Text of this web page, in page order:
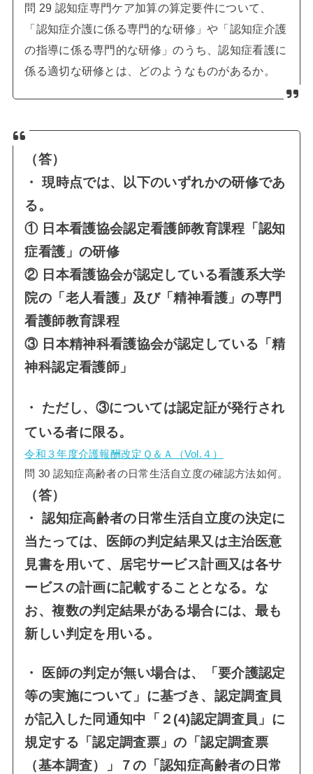
問 29 認知症専門ケア加算の算定要件について、
「認知症介護に係る専門的な研修」や「認知症介護
の指導に係る専門的な研修」のうち、認知症看護に
係る適切な研修とは、どのようなものがあるか。
（答）
・ 現時点では、以下のいずれかの研修であ
る。
① 日本看護協会認定看護師教育課程「認知
症看護」の研修
② 日本看護協会が認定している看護系大学
院の「老人看護」及び「精神看護」の専門
看護師教育課程
③ 日本精神科看護協会が認定している「精
神科認定看護師」
・ ただし、③については認定証が発行され
ている者に限る。
令和３年度介護報酬改定Ｑ＆Ａ（Vol.４）
問 30 認知症高齢者の日常生活自立度の確認方法如何。
（答）
・ 認知症高齢者の日常生活自立度の決定に
当たっては、医師の判定結果又は主治医意
見書を用いて、居宅サービス計画又は各サ
ービスの計画に記載することとなる。な
お、複数の判定結果がある場合には、最も
新しい判定を用いる。
・ 医師の判定が無い場合は、「要介護認定
等の実施について」に基づき、認定調査員
が記入した同通知中「２(4)認定調査員」に
規定する「認定調査票」の「認定調査票
（基本調査）」７の「認知症高齢者の日常